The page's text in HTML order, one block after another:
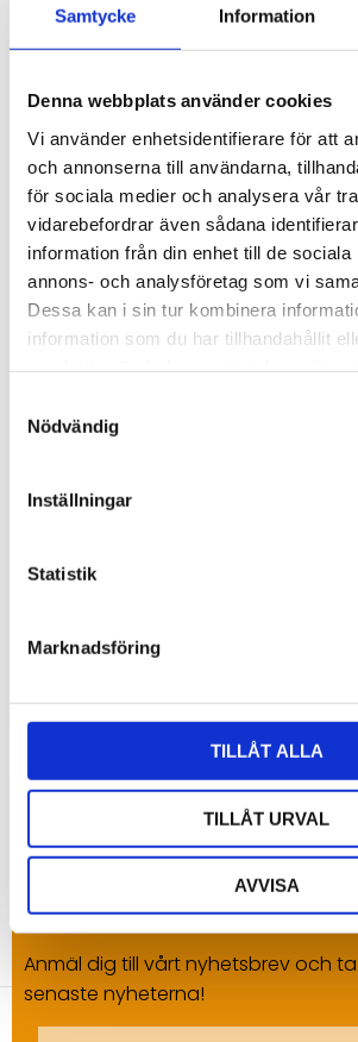
Samtycke Information
Denna webbplats använder cookies
Vi använder enhetsidentifierare för att
och annonserna till användarna,
för sociala medier och analysera vår
vidarebefordrar även sådana
information från din enhet till de sociala
annons- och analysföretag som vi
Dessa kan i sin tur kombinera
information som du har tillhandahållit
Nödvändig
Inställningar
Statistik
Marknadsföring
TILLÅT ALLA
TILLÅT URVAL
AVVISA
valfria tillbehör finns också tillgänglig.
användas med ett lämpligt
De uppmätta värdena överförs
intervall (från 5 minuter till 24 timmar)
lagringen, där de är tillgängliga för
eller mobil enhet. Sensorerna erbjuder
från COMET Cloud och har möjlighet
till två larmgränser, där eventuella
signaleras med en varning som
STÄLL EN FRÅGA OM
Egenskaper
Bli den första att lämna ett
NYHETSBREV
Anmäl dig till vårt nyhetsbrev och
senaste nyheterna!